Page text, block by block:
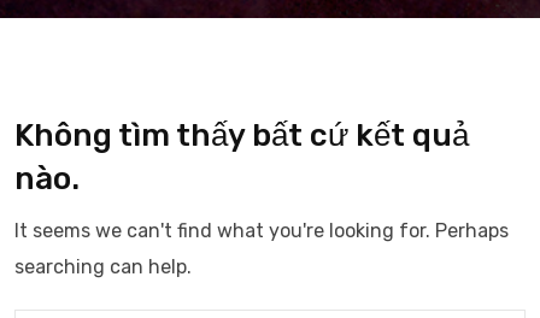
Không tìm thấy bất cứ kết quả
nào.
It seems we can't find what you're looking for. Perhaps
searching can help.